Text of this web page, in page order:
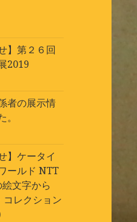
】第２６回
2019
者の展示情
】ケータイ
ールド NTT
文字から
レクション